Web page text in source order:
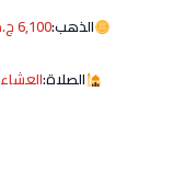
الذهب:6,100 ج.م
الصلاة:العشاء